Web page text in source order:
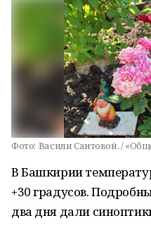
Фото: Васили Саитовой. /
В Башкирии
+30 градусов.
два дня дали